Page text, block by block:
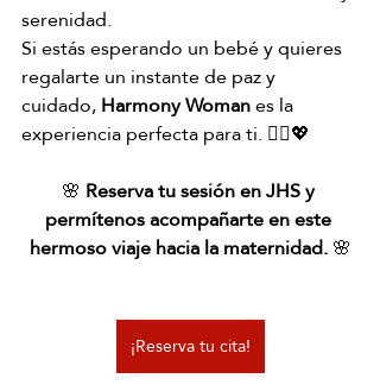
serenidad.
Si estás esperando un bebé y quieres
regalarte un instante de paz y
cuidado, Harmony Woman es la
experiencia perfecta para ti. 💆‍♀️💖
🌸 Reserva tu sesión en JHS y
permítenos acompañarte en este
hermoso viaje hacia la maternidad. 🌸
¡Reserva tu cita!